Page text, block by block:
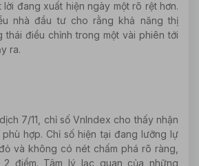
đang xuất hiện ngày một rõ rệt hơn.
nhà đầu tư cho rằng khả năng thị
thái điều chỉnh trong một vài phiên tới
ra.
7/11, chỉ số VnIndex cho thấy nhận
hợp. Chỉ số hiện tại đang lưỡng lự
và không có nét chấm phá rõ ràng,
điểm. Tâm lý lạc quan của những